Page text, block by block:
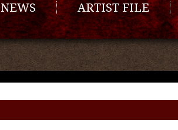
NEWS ARTIST FILE